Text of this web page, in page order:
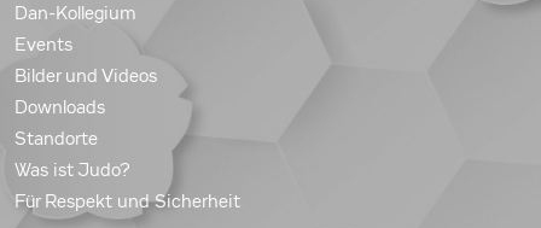
Dan-Kollegium
Events
Bilder und Videos
Downloads
Standorte
Was ist Judo?
Für Respekt und Sicherheit